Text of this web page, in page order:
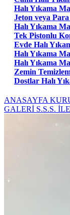
Halı Yıkama
Jeton veya Para
Halı Yıkama
Tek Pistonlu
Evde Halı
Halı Yıkama
Halı Yıkama
Zemin
Dostlar Halı
ANASAYFA
GALERİ S.S.S.